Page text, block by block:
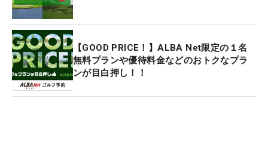
【GOOD PRICE！】ALBA Net限定の１名
無料プランや優待料金などのおトクなプラ
ンが目白押し！！